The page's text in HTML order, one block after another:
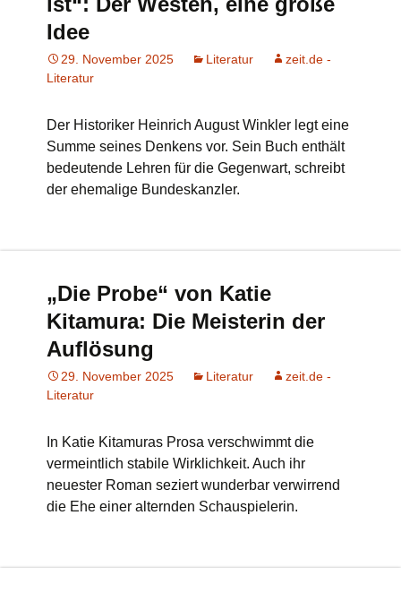
Idee
29. November 2025 Literatur
zeit.de -
Literatur
Der Historiker Heinrich August Winkler legt eine
Summe seines Denkens vor. Sein Buch enthält
bedeutende Lehren für die Gegenwart, schreibt
der ehemalige Bundeskanzler.
„Die Probe“ von Katie
Kitamura: Die Meisterin der
Auflösung
29. November 2025 Literatur
zeit.de -
Literatur
In Katie Kitamuras Prosa verschwimmt die
vermeintlich stabile Wirklichkeit. Auch ihr
neuester Roman seziert wunderbar verwirrend
die Ehe einer alternden Schauspielerin.